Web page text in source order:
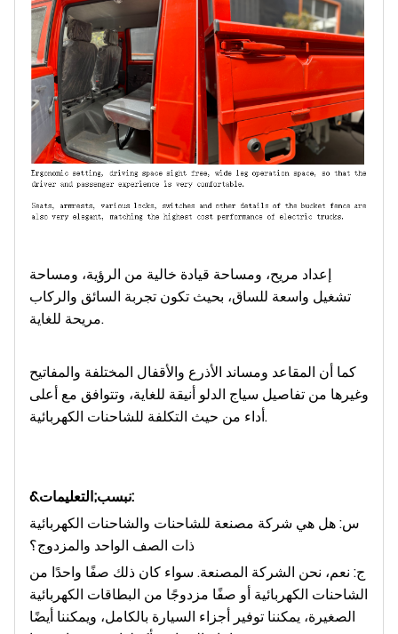
إعداد مريح، ومساحة قيادة خالية من الرؤية، ومساحة
تشغيل واسعة للساق، بحيث تكون تجربة السائق والركاب
مريحة للغاية.
كما أن المقاعد ومساند الأذرع والأقفال المختلفة والمفاتيح
وغيرها من تفاصيل سياج الدلو أنيقة للغاية، وتتوافق مع أعلى
أداء من حيث التكلفة للشاحنات الكهربائية.
&نبسب;التعليمات:
س: هل هي شركة مصنعة للشاحنات والشاحنات الكهربائية
ذات الصف الواحد والمزدوج؟
ج: نعم، نحن الشركة المصنعة. سواء كان ذلك صفًا واحدًا من
الشاحنات الكهربائية أو صفًا مزدوجًا من البطاقات الكهربائية
الصغيرة، يمكننا توفير أجزاء السيارة بالكامل، ويمكننا أيضًا